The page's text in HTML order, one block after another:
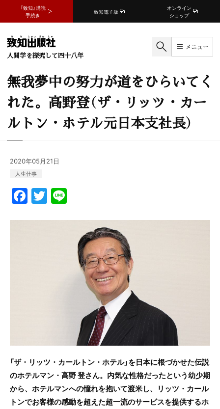
『致知』購読
手続き
致知電子版
オンライン
ショップ
人間学を探究して四十八年
メニュー
無我夢中の努力が道をひらいてく
れた。高野登（ザ・リッツ・カー
ルトン・ホテル元日本支社長）
2020年05月21日
人生仕事
F
a
c
T
w
itte
「ザ・リッツ・カールトン・ホテル」を日本に根づかせた伝説
のホテルマン・高野 登さん。内気な性格だったという幼少期
から、ホテルマンへの憧れを抱いて渡米し、リッツ・カール
トンでお客様の感動を超えた超一流のサービスを提供するホ